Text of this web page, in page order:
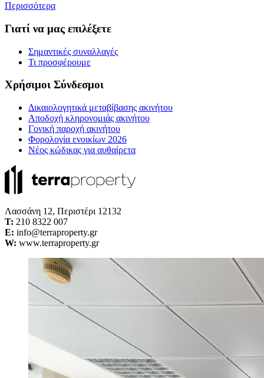
Περισσότερα
Γιατί να μας επιλέξετε
Σημαντικές συναλλαγές
Τι προσφέρουμε
Χρήσιμοι Σύνδεσμοι
Δικαιολογητικά μεταβίβασης ακινήτου
Αποδοχή κληρονομιάς ακινήτου
Γονική παροχή ακινήτου
Φορολογία ενοικίων 2026
Νέος κώδικας για αυθαίρετα
Λασσάνη 12, Περιστέρι 12132
Τ: 210 8322 007
E: info@terraproperty.gr
W: www.terraproperty.gr